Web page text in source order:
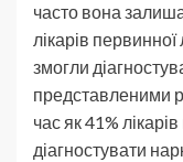
часто вона
лікарів
змогли
представленими
час як 41%
діагностувати